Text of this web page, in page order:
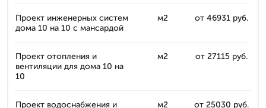
Проект инженерных систем
дома 10 на 10 с мансардой
м2 от 46931 руб.
Проект отопления и
вентиляции для дома 10 на
10
м2 от 27115 руб.
Проект водоснабжения и
м2 от 25030 руб.